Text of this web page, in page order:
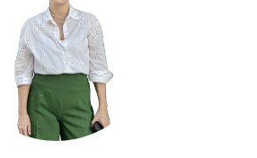
conectividad y prestigio
convierte cada
con fundamentos sólidos y
patrimonial, flujo